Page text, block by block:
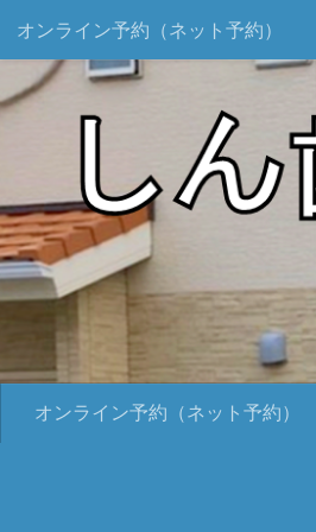
オンライン予約（ネット予約）
オンライン予約（ネット予約）